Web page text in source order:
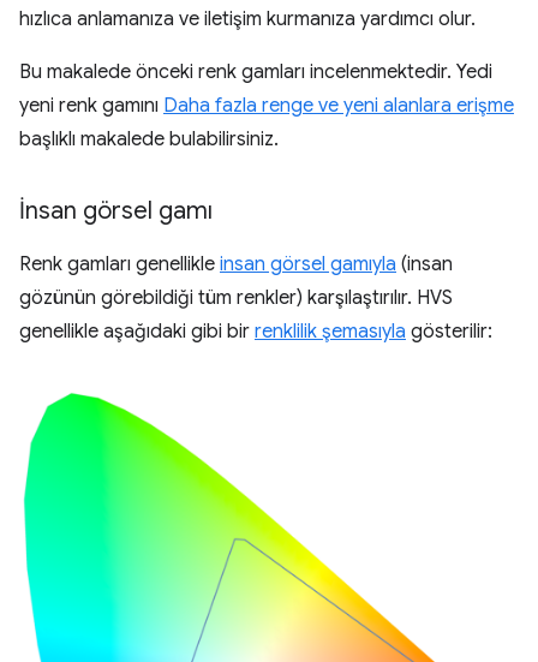
hızlıca anlamanıza ve iletişim kurmanıza yardımcı olur.
Bu makalede önceki renk gamları incelenmektedir. Yedi
yeni renk gamını Daha fazla renge ve yeni alanlara erişme
başlıklı makalede bulabilirsiniz.
İnsan görsel gamı
Renk gamları genellikle insan görsel gamıyla (insan
gözünün görebildiği tüm renkler) karşılaştırılır. HVS
genellikle aşağıdaki gibi bir renklilik şemasıyla gösterilir: